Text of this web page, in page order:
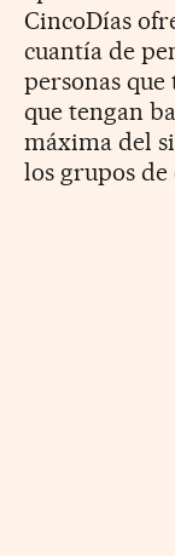
CincoDías
cuantía de
personas que
que tengan
máxima del
los grupos de